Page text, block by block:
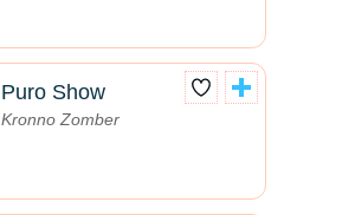
Puro Show
Kronno Zomber